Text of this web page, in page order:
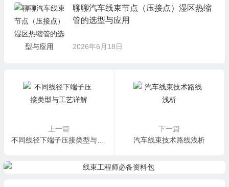
聊聊汽车线束节点（压接点）湿区热缩
管的选型与应用
2026年6月18日
上一篇
不同线径下端子压接类型与工艺详解
下一篇
汽车线束技术路线浅析